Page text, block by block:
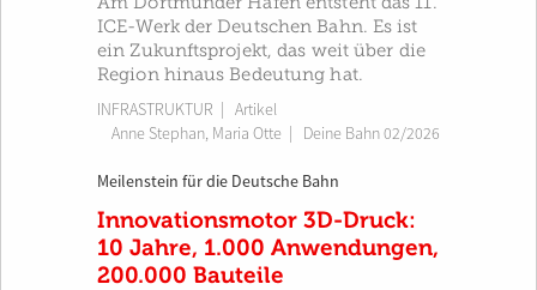
ICE-Werk der Deutschen Bahn. Es ist
ein Zukunftsprojekt, das weit über die
Region hinaus Bedeutung hat.
INFRASTRUKTUR | Artikel
Anne Stephan, Maria Otte Deine Bahn 02/2026
Meilenstein für die Deutsche Bahn
Innovationsmotor 3D-Druck:
10 Jahre, 1.000 Anwendungen,
200.000 Bauteile